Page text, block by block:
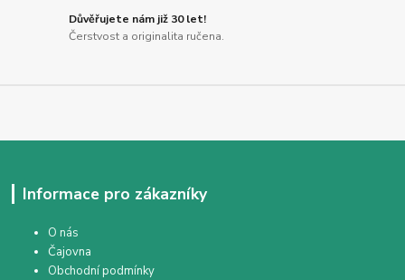
Důvěřujete nám již 30 let!
Čerstvost a originalita ručena.
Informace pro zákazníky
O nás
Čajovna
Obchodní podmínky